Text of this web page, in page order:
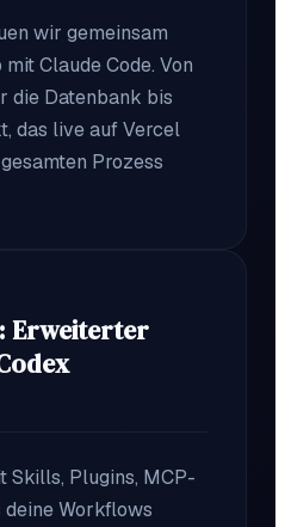
wir gemeinsam
Claude Code. Von
die Datenbank bis
das live auf Vercel
Prozess
Erweiterter
Skills, Plugins, MCP-
Workflows